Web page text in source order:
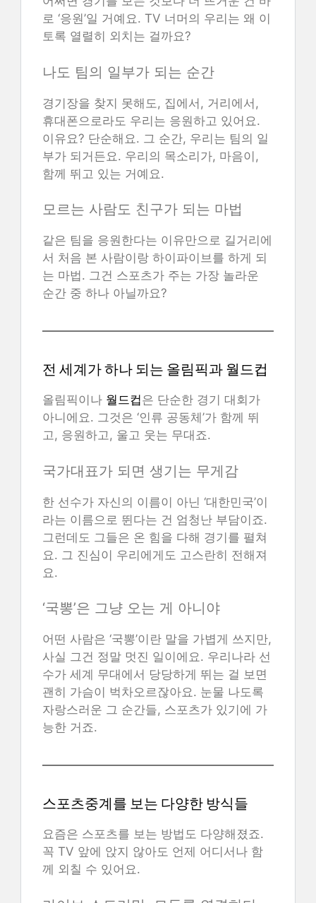
로 ‘응원’일 거예요. TV 너머의 우리는 왜 이
토록 열렬히 외치는 걸까요?
나도 팀의 일부가 되는 순간
경기장을 찾지 못해도, 집에서, 거리에서,
휴대폰으로라도 우리는 응원하고 있어요.
이유요? 단순해요. 그 순간, 우리는 팀의 일
부가 되거든요. 우리의 목소리가, 마음이,
함께 뛰고 있는 거예요.
모르는 사람도 친구가 되는 마법
같은 팀을 응원한다는 이유만으로 길거리에
서 처음 본 사람이랑 하이파이브를 하게 되
는 마법. 그건 스포츠가 주는 가장 놀라운
순간 중 하나 아닐까요?
전 세계가 하나 되는 올림픽과 월드컵
올림픽이나 월드컵은 단순한 경기 대회가
아니에요. 그것은 ‘인류 공동체’가 함께 뛰
고, 응원하고, 울고 웃는 무대죠.
국가대표가 되면 생기는 무게감
한 선수가 자신의 이름이 아닌 ‘대한민국’이
라는 이름으로 뛴다는 건 엄청난 부담이죠.
그런데도 그들은 온 힘을 다해 경기를 펼쳐
요. 그 진심이 우리에게도 고스란히 전해져
요.
‘국뽕’은 그냥 오는 게 아니야
어떤 사람은 ‘국뽕’이란 말을 가볍게 쓰지만,
사실 그건 정말 멋진 일이에요. 우리나라 선
수가 세계 무대에서 당당하게 뛰는 걸 보면
괜히 가슴이 벅차오르잖아요. 눈물 나도록
자랑스러운 그 순간들, 스포츠가 있기에 가
능한 거죠.
스포츠중계를 보는 다양한 방식들
요즘은 스포츠를 보는 방법도 다양해졌죠.
꼭 TV 앞에 앉지 않아도 언제 어디서나 함
께 외칠 수 있어요.